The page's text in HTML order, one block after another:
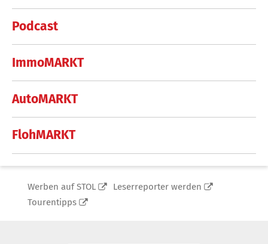
Podcast
ImmoMARKT
AutoMARKT
FlohMARKT
Werben auf STOL
Leserreporter werden
Tourentipps